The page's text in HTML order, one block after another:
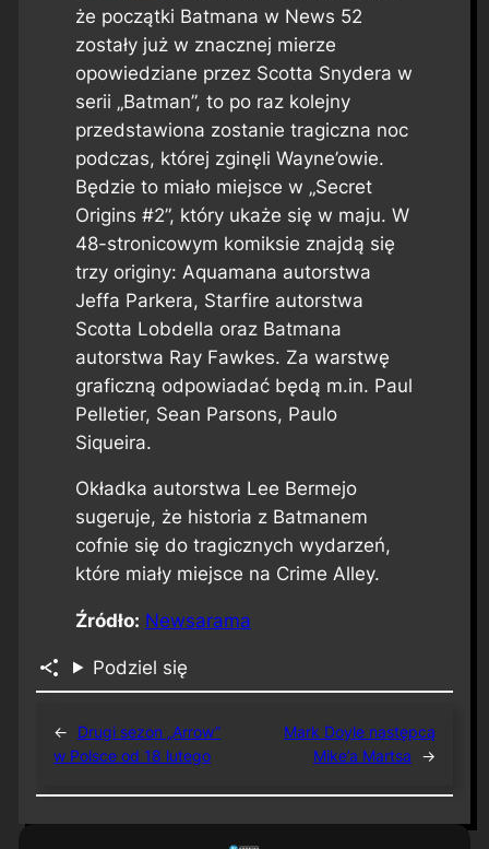
że początki Batmana w News 52
zostały już w znacznej mierze
opowiedziane przez Scotta Snydera w
serii „Batman”, to po raz kolejny
przedstawiona zostanie tragiczna noc
podczas, której zginęli Wayne’owie.
Będzie to miało miejsce w „Secret
Origins #2”, który ukaże się w maju. W
48-stronicowym komiksie znajdą się
trzy originy: Aquamana autorstwa
Jeffa Parkera, Starfire autorstwa
Scotta Lobdella oraz Batmana
autorstwa Ray Fawkes. Za warstwę
graficzną odpowiadać będą m.in. Paul
Pelletier, Sean Parsons, Paulo
Siqueira.
Okładka autorstwa Lee Bermejo
sugeruje, że historia z Batmanem
cofnie się do tragicznych wydarzeń,
które miały miejsce na Crime Alley.
Źródło: Newsarama
Podziel się
←
Drugi sezon „Arrow”
w Polsce od 18 lutego
Mark Doyle następcą
Mike’a Martsa
→